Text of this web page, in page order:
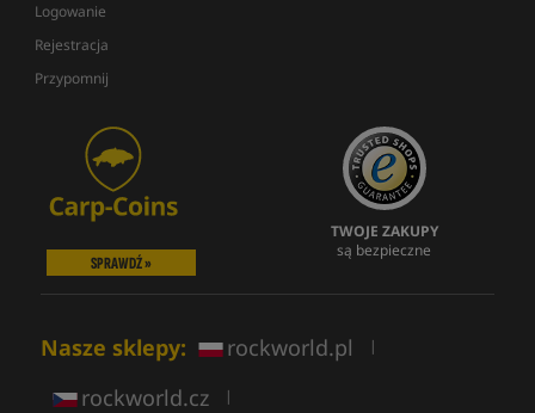
Logowanie
Rejestracja
Przypomnij
SPRAWDŹ »
TWOJE ZAKUPY
są bezpieczne
Nasze sklepy: rockworld.pl |
rockworld.cz |